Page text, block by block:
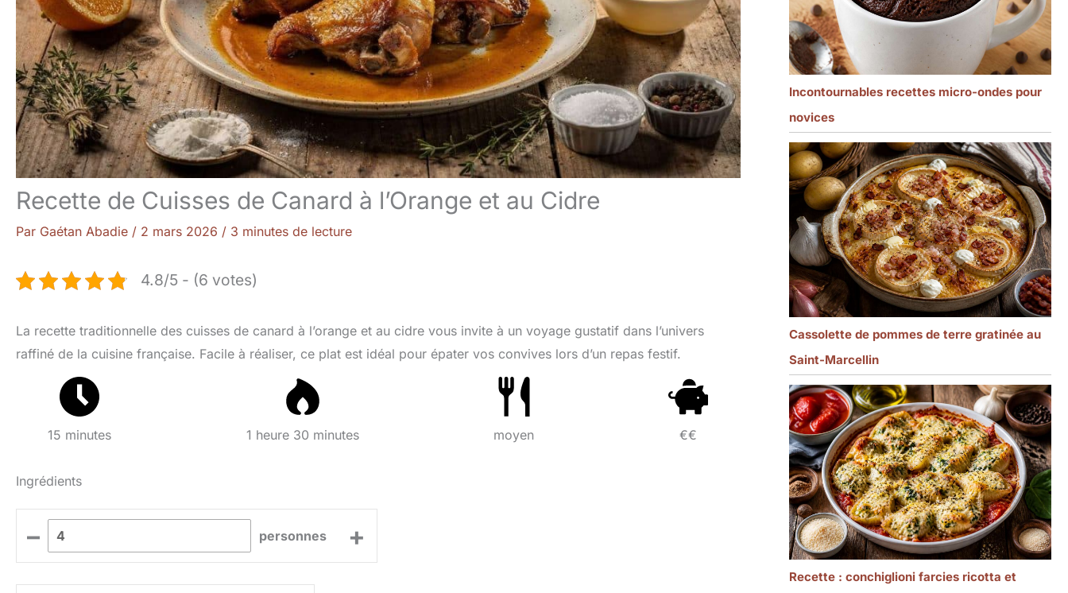
Recette de Cuisses de Canard à l’Orange et au Cidre
Par Gaétan Abadie / 2 mars 2026 / 3 minutes de lecture
4.8/5 - (6 votes)
La recette traditionnelle des cuisses de canard à l’orange et au cidre vous invite à un voyage gustatif dans l’univers
raffiné de la cuisine française. Facile à réaliser, ce plat est idéal pour épater vos convives lors d’un repas festif.
15 minutes 1 heure 30 minutes moyen €€
Ingrédients
– personnes +
Incontournables recettes micro-ondes pour
novices
Cassolette de pommes de terre gratinée au
Saint-Marcellin
Recette : conchiglioni farcies ricotta et